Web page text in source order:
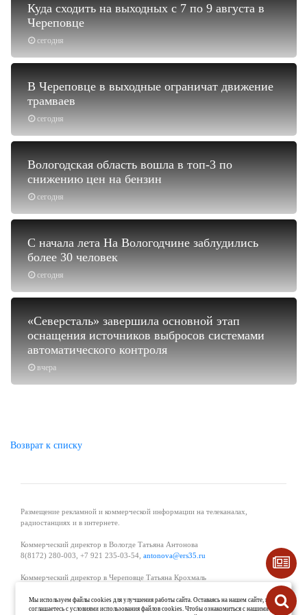
сегодня
Куда сходить на выходных с 7 по 9 августа в
Череповце
сегодня
В Череповце в выходные ограничат движение
трамваев
сегодня
Вологодская область вошла в топ-3 по
снижению цен на бензин
сегодня
С начала лета На Вологодчине заблудились
более 30 человек
вчера
«Северсталь» завершила основной этап
оснащения источников выбросов системами
автоматического контроля
Возврат к списку
Размещение рекламной и коммерческой информации на телеканалах,
радиостанциях и в интернете.
Коммерческий директор в Вологде Татьяна Антонова
8(8172) 280-003, +7 921 235-03-54, antonova@ers35.ru
Коммерческий директор в Череповце Татьяна Крохмаль
Начальник отдела рекламы в Великом Устюге Екатерина Вьюжанина 8(81738)
Мы используем файлы cookies для улучшения работы сайта. Оставаясь на нашем сайте, вы
соглашаетесь с условиями использования файлов cookies. Чтобы ознакомиться с нашими